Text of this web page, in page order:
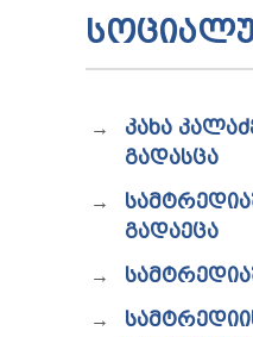
ᲙᲐᲮᲐ
ᲒᲐᲓᲐᲡᲪᲐ
ᲒᲐᲓᲐᲔᲪᲐ